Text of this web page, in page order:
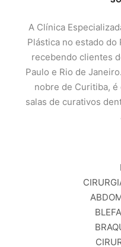
A Clínica
Plástica no estado do
recebendo clientes
Paulo e Rio de
nobre de Curitiba,
salas de curativos